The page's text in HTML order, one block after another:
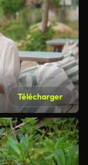
Télécharger